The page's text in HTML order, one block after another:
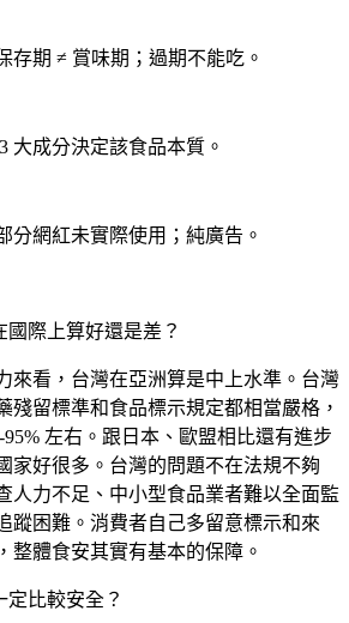
存期 ≠ 賞味期；過期不能吃。
3 大成分決定該食品本質。
分網紅未實際使用；純廣告。
際上算好還是差？
來看，台灣在亞洲算是中上水準。台灣
殘留標準和食品標示規定都相當嚴格，
左右。跟日本、歐盟相比還有進步
家好很多。台灣的問題不在法規不夠
人力不足、中小型食品業者難以全面監
蹤困難。消費者自己多留意標示和來
整體食安其實有基本的保障。
比較安全？